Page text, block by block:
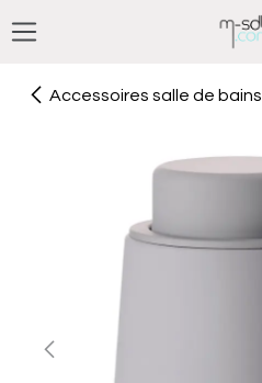
Accessoires salle de bains